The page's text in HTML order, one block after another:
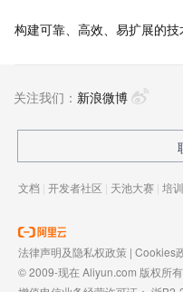
构建可靠、高效、易扩展的
关注我们： 新浪微博
文档 | 开发者社区 | 天池大赛 | 培
法律声明及隐私权政策 | Cookies
© 2009-现在 Aliyun.com 版权所有